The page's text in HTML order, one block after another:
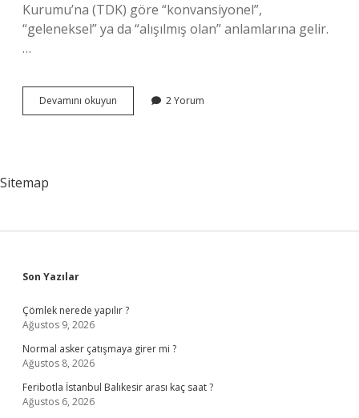
Kurumu’na (TDK) göre “konvansiyonel”,
“geleneksel” ya da “alışılmış olan” anlamlarına gelir.
…
Devamını okuyun Konvansiyonel
ne
2 Yorum
Sitemap
Sidebar
Son Yazılar
Çömlek nerede yapılır ?
Ağustos 9, 2026
Normal asker çatışmaya girer mi ?
Ağustos 8, 2026
Feribotla İstanbul Balıkesir arası kaç saat ?
Ağustos 6, 2026